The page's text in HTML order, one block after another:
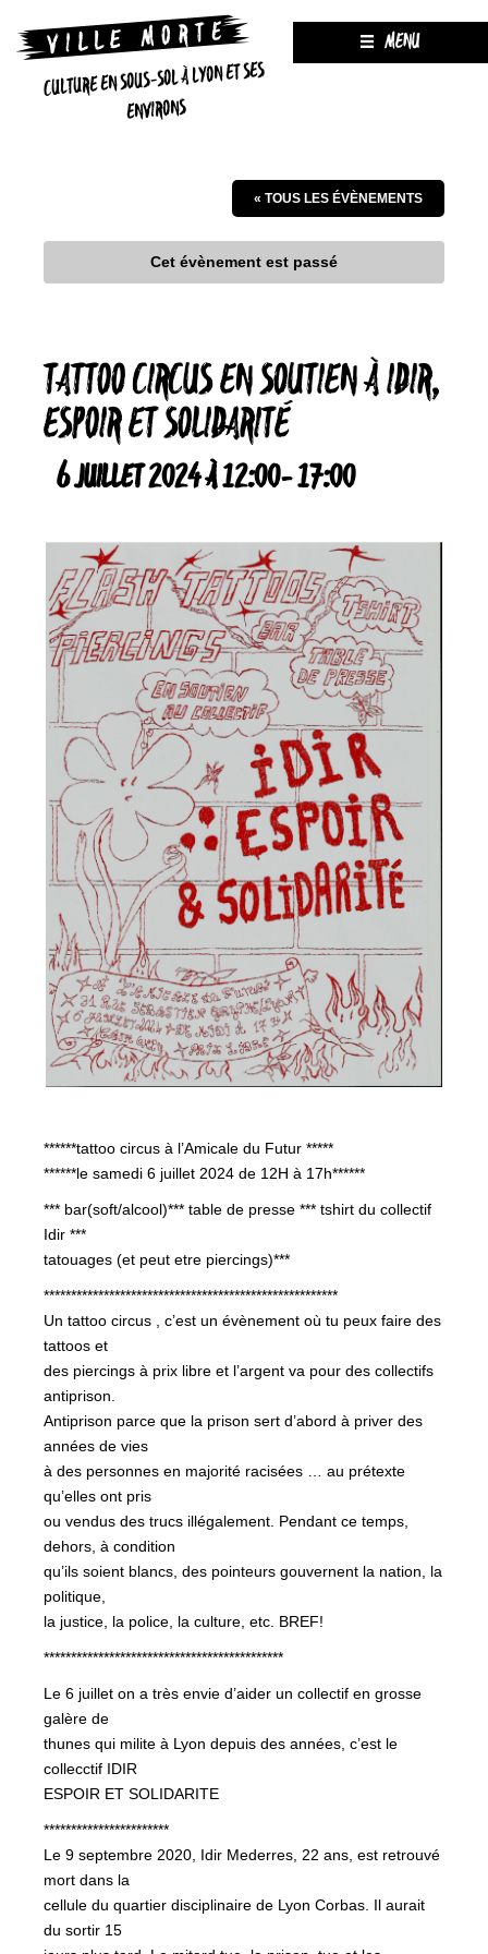
CULTURE EN SOUS-SOL À LYON ET SES
ENVIRONS
MENU
« TOUS LES ÉVÈNEMENTS
Cet évènement est passé
TATTOO CIRCUS EN SOUTIEN À IDIR,
ESPOIR ET SOLIDARITÉ
6 JUILLET 2024 À 12:00-17:00
******tattoo circus à l’Amicale du Futur *****
******le samedi 6 juillet 2024 de 12H à 17h******
*** bar(soft/alcool)*** table de presse *** tshirt du collectif
Idir ***
tatouages (et peut etre piercings)***
******************************************************
Un tattoo circus , c’est un évènement où tu peux faire des
tattoos et
des piercings à prix libre et l’argent va pour des collectifs
antiprison.
Antiprison parce que la prison sert d’abord à priver des
années de vies
à des personnes en majorité racisées … au prétexte
qu’elles ont pris
ou vendus des trucs illégalement. Pendant ce temps,
dehors, à condition
qu’ils soient blancs, des pointeurs gouvernent la nation, la
politique,
la justice, la police, la culture, etc. BREF!
********************************************
Le 6 juillet on a très envie d’aider un collectif en grosse
galère de
thunes qui milite à Lyon depuis des années, c’est le
collecctif IDIR
ESPOIR ET SOLIDARITE
***********************
Le 9 septembre 2020, Idir Mederres, 22 ans, est retrouvé
mort dans la
cellule du quartier disciplinaire de Lyon Corbas. Il aurait
du sortir 15